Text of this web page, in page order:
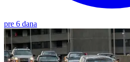
pre 6 dana